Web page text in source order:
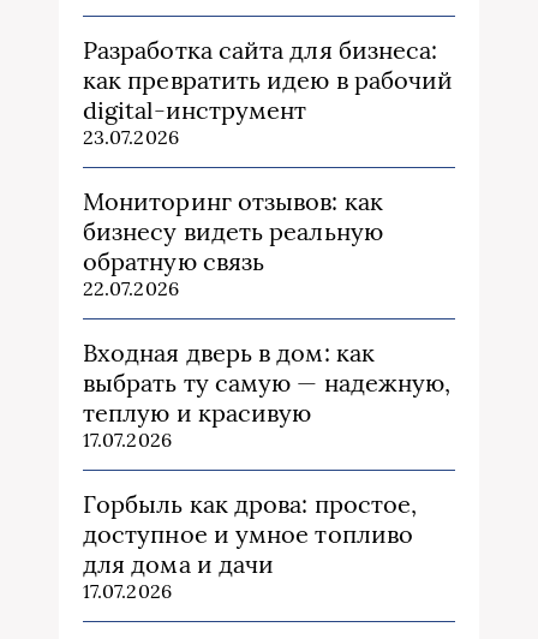
Разработка сайта для бизнеса:
как превратить идею в рабочий
digital-инструмент
23.07.2026
Мониторинг отзывов: как
бизнесу видеть реальную
обратную связь
22.07.2026
Входная дверь в дом: как
выбрать ту самую — надежную,
теплую и красивую
17.07.2026
Горбыль как дрова: простое,
доступное и умное топливо
для дома и дачи
17.07.2026